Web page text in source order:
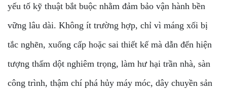
yếu tố kỹ thuật bắt buộc nhằm đảm bảo vận hành bền
vững lâu dài. Không ít trường hợp, chỉ vì máng xối bị
tắc nghẽn, xuống cấp hoặc sai thiết kế mà dẫn đến hiện
tượng thấm dột nghiêm trọng, làm hư hại trần nhà, sàn
công trình, thậm chí phá hủy máy móc, dây chuyền sản